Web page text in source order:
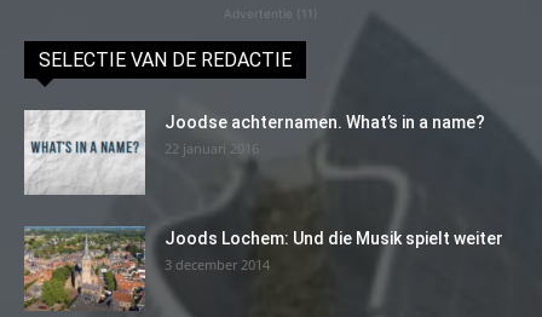
Advertentie (11)
SELECTIE VAN DE REDACTIE
Joodse achternamen. What’s in a name?
22 januari 2016
Joods Lochem: Und die Musik spielt weiter
3 december 2014